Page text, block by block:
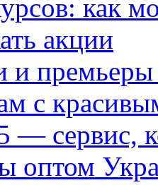
как
акции
и
с
— сервис,
оптом